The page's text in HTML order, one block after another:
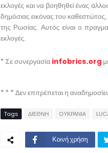
εκλογές και να βοηθηθεί ένας
δημόσιας εικόνας του
της Ρωσίας. Αυτός είναι ο
εκλογές.
* Σε συνεργασία infobrics.org
* * * Δεν επιτρέπεται η
Tags ΔΙΕΘΝΗ ΟΥΚΡΑΝΙΑ
Κοινή χρήση